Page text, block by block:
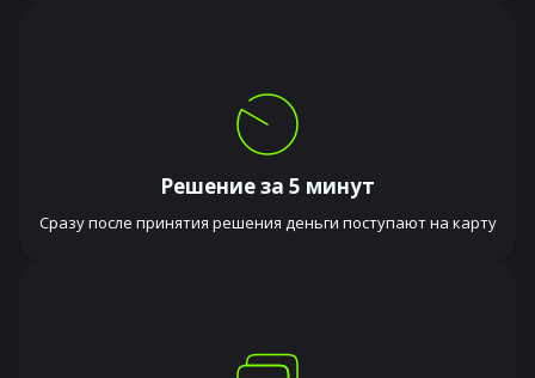
Решение за 5 минут
Сразу после принятия решения деньги поступают на карту